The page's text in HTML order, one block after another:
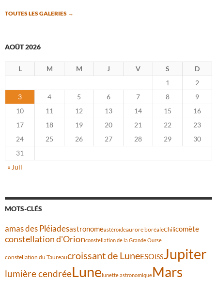
TOUTES LES GALERIES →
AOÛT 2026
L M M J V S
D
1
2
3
4 5 6 7 8
9
10
11 12 13 14 15
16
17
18 19 20 21 22
23
24
25 26 27 28 29
30
31
« Juil
MOTS-CLÉS
amas des Pléiadesastronomeastéroïdeaurore boréaleChilicomète
constellation d'Orionconstellation de la Grande Ourse
constellation du Taureaucroissant de LuneESOISSJupiter
lumière cendréeLunelunette astronomiqueMars